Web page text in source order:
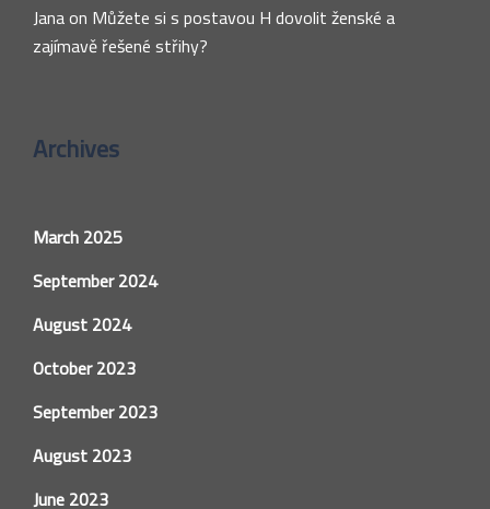
Janaon Můžete si s postavou H dovolit ženské a
zajímavě řešené střihy?
Archives
March 2025
September 2024
August 2024
October 2023
September 2023
August 2023
June 2023